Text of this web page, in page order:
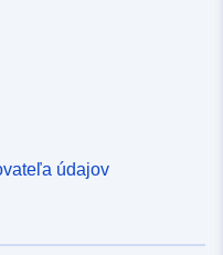
údajov